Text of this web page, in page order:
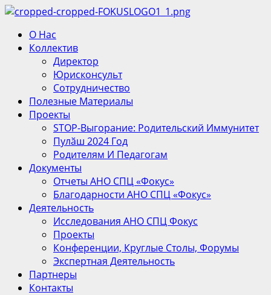
Перейти
содержимому
Основное
меню
О Нас
Коллектив
Директор
Юрисконсульт
Сотрудничество
Полезные Материалы
Проекты
STOP-Выгорание: Родительский Иммунитет
Пулӑш 2024 Год
Родителям И Педагогам
Документы
Отчеты АНО СПЦ «Фокус»
Благодарности АНО СПЦ «Фокус»
Деятельность
Исследования АНО СПЦ Фокус
Проекты
Конференции, Круглые Столы, Форумы
Экспертная Деятельность
Партнеры
Контакты